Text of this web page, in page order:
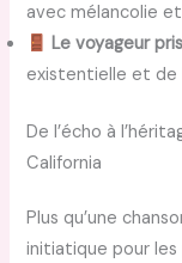
avec mélancolie
Le voyageur
existentielle et de
De l’écho à
California
Plus qu’une
initiatique pour les